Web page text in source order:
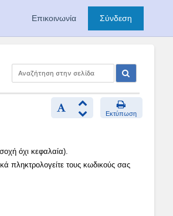
Επικοινωνία Σύνδεση
Εκτύπωση
όχι κεφαλαία).
πληκτρολογείτε τους κωδικούς σας